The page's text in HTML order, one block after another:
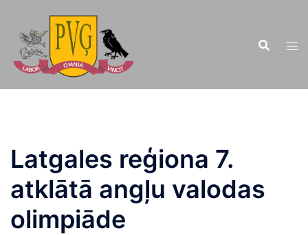
saturu
Latgales reģiona 7.
atklātā angļu valodas
olimpiāde